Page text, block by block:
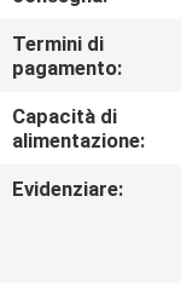
UN
DEL
Termini di
pagamento:
Capacità di
alimentazione:
Evidenziare: